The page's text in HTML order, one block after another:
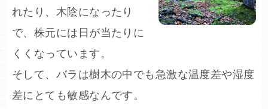
れたり、木陰になったり
で、株元には日が当たりに
くくなっています。
そして、バラは樹木の中でも急激な温度差や湿度
差にとても敏感なんです。